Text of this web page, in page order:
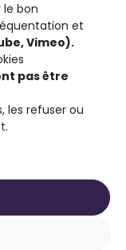
le bon
et
Vimeo).
pas être
les refuser ou
favorisant
des
et d’ouvrir
ASBL